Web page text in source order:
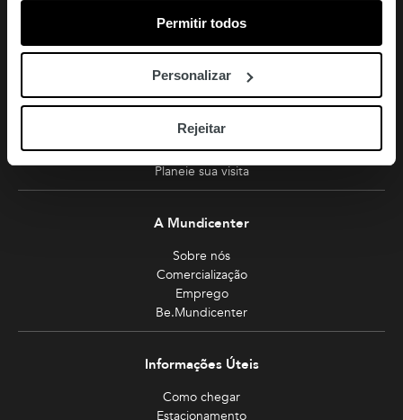
Permitir todos
Personalizar
Rejeitar
213 810 200 (chamada rede fixa nacional)
amoreiras-shopping@mundicenter.pt
Av. Eng. Duarte Pacheco
Turismo
Miradouro
Planeie sua visita
A Mundicenter
Sobre nós
Comercialização
Emprego
Be.Mundicenter
Informações Úteis
Como chegar
Estacionamento